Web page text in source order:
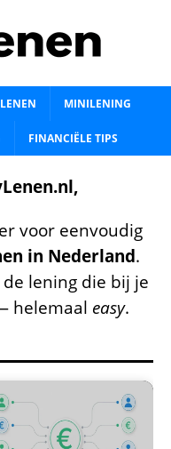
MINILENING
FINANCIËLE TIPS
voor eenvoudig
in Nederland.
lening die bij je
helemaal easy.